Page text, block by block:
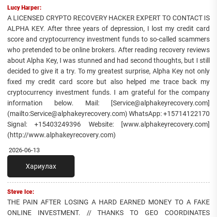
Lucy Harper:
A LICENSED CRYPTO RECOVERY HACKER EXPERT TO CONTACT IS
ALPHA KEY. After three years of depression, I lost my credit card
score and cryptocurrency investment funds to so-called scammers
who pretended to be online brokers. After reading recovery reviews
about Alpha Key, I was stunned and had second thoughts, but I still
decided to give it a try. To my greatest surprise, Alpha Key not only
fixed my credit card score but also helped me trace back my
cryptocurrency investment funds. I am grateful for the company
information below. Mail: [Service@alphakeyrecovery.com]
(mailto:Service@alphakeyrecovery.com) WhatsApp: +15714122170
Signal: +15403249396 Website: [www.alphakeyrecovery.com]
(http://www.alphakeyrecovery.com)
2026-06-13
Хариулах
Steve Ice:
THE PAIN AFTER LOSING A HARD EARNED MONEY TO A FAKE
ONLINE INVESTMENT. // THANKS TO GEO COORDINATES